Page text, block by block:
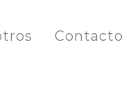
Contacto